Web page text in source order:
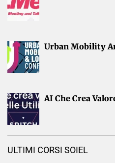
Urban Mobility
AI Che Crea
ULTIMI CORSI SOIEL